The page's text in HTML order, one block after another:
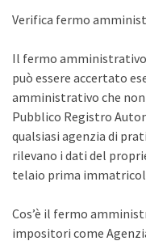
Verifica fermo
Il fermo
può essere accertato
amministrativo che
Pubblico Registro
qualsiasi agenzia di
rilevano i dati del
telaio prima
Cos’è il fermo
impositori come